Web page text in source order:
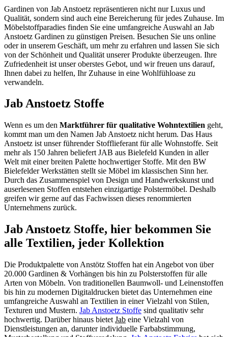
Gardinen von Jab Anstoetz repräsentieren nicht nur Luxus und
Qualität, sondern sind auch eine Bereicherung für jedes Zuhause. Im
Möbelstoffparadies finden Sie eine umfangreiche Auswahl an Jab
Anstoetz Gardinen zu günstigen Preisen. Besuchen Sie uns online
oder in unserem Geschäft, um mehr zu erfahren und lassen Sie sich
von der Schönheit und Qualität unserer Produkte überzeugen. Ihre
Zufriedenheit ist unser oberstes Gebot, und wir freuen uns darauf,
Ihnen dabei zu helfen, Ihr Zuhause in eine Wohlfühloase zu
verwandeln.
Jab Anstoetz Stoffe
Wenn es um den Marktführer für qualitative Wohntextilien geht,
kommt man um den Namen Jab Anstoetz nicht herum. Das Haus
Anstoetz ist unser führender Stofflieferant für alle Wohnstoffe. Seit
mehr als 150 Jahren beliefert JAB aus Bielefeld Kunden in aller
Welt mit einer breiten Palette hochwertiger Stoffe. Mit den BW
Bielefelder Werkstätten stellt sie Möbel im klassischen Sinn her.
Durch das Zusammenspiel von Design und Handwerkskunst und
auserlesenen Stoffen entstehen einzigartige Polstermöbel. Deshalb
greifen wir gerne auf das Fachwissen dieses renommierten
Unternehmens zurück.
Jab Anstoetz Stoffe, hier bekommen Sie
alle Textilien, jeder Kollektion
Die Produktpalette von Anstötz Stoffen hat ein Angebot von über
20.000 Gardinen & Vorhängen bis hin zu Polsterstoffen für alle
Arten von Möbeln. Von traditionellen Baumwoll- und Leinenstoffen
bis hin zu modernen Digitaldrucken bietet das Unternehmen eine
umfangreiche Auswahl an Textilien in einer Vielzahl von Stilen,
Texturen und Mustern. Jab Anstoetz Stoffe sind qualitativ sehr
hochwertig. Darüber hinaus bietet Jab eine Vielzahl von
Dienstleistungen an, darunter individuelle Farbabstimmung,